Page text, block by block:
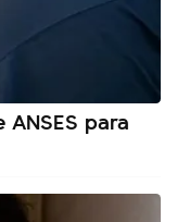
para